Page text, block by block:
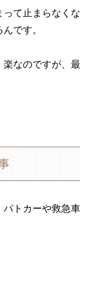
て止まらなくな
です。
なのですが、最
トカーや救急車